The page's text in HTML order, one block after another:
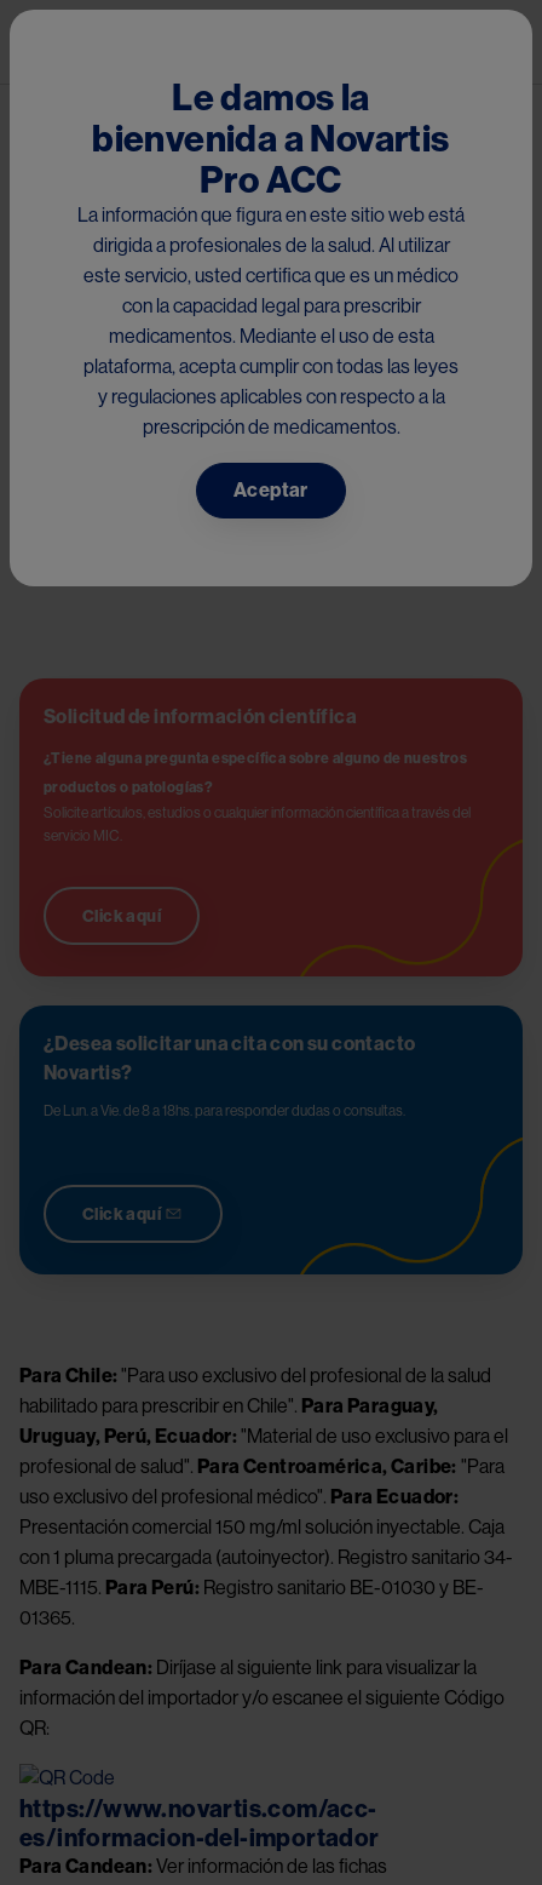
Pasar al contenido principal
secukinumab
Guía de Autoaplicación de
secukinumab
Pluma precargada
Something went wrong
An error occurred, please try again later.
Solicitud de información científica
¿Tiene alguna pregunta específica sobre alguno de nuestros
productos o patologías?
Solicite artículos, estudios o cualquier información científica a través del
servicio MIC.
Click aquí
¿Desea solicitar una cita con su contacto
Novartis?
De Lun. a Vie. de 8 a 18hs. para responder dudas o consultas.
Click aquí
Para Chile: "Para uso exclusivo del profesional de la salud
habilitado para prescribir en Chile". Para Paraguay,
Uruguay, Perú, Ecuador: "Material de uso exclusivo para el
profesional de salud". Para Centroamérica, Caribe: "Para
uso exclusivo del profesional médico". Para Ecuador:
Presentación comercial 150 mg/ml solución inyectable. Caja
con 1 pluma precargada (autoinyector). Registro sanitario 34-
MBE-1115. Para Perú: Registro sanitario BE-01030 y BE-
01365.
Para Candean: Diríjase al siguiente link para visualizar la
información del importador y/o escanee el siguiente Código
QR:
https://www.novartis.com/acc-
es/informacion-del-importador
Para Candean: Ver información de las fichas
Le damos la
bienvenida a Novartis
Pro ACC
La información que figura en este sitio web está
dirigida a profesionales de la salud. Al utilizar
este servicio, usted certifica que es un médico
con la capacidad legal para prescribir
medicamentos. Mediante el uso de esta
plataforma, acepta cumplir con todas las leyes
y regulaciones aplicables con respecto a la
prescripción de medicamentos.
Aceptar